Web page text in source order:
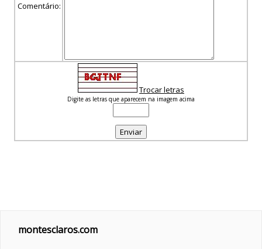
Comentário:
Trocar letras
Digite as letras que aparecem na imagem acima
montesclaros.com